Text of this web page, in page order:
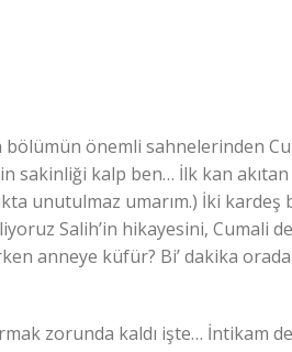
bölümün önemli sahnelerinden
sakinliği kalp ben… İlk kan
unutulmaz umarım.) İki
Salih’in hikayesini, Cumali
anneye küfür? Bi’ dakika orada
zorunda kaldı işte… İntikam